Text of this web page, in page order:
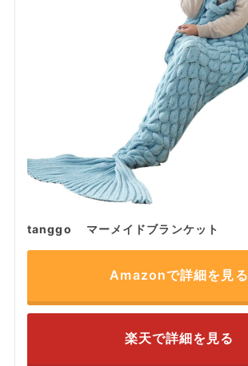
tanggo マーメイドブランケット
Amazonで詳細を見る
楽天で詳細を見る